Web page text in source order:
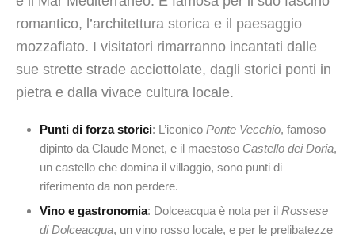
romantico, l’architettura storica e il paesaggio
mozzafiato. I visitatori rimarranno incantati dalle
sue strette strade acciottolate, dagli storici ponti in
pietra e dalla vivace cultura locale.
Punti di forza storici: L’iconico Ponte Vecchio, famoso
dipinto da Claude Monet, e il maestoso Castello dei Doria,
un castello che domina il villaggio, sono punti di
riferimento da non perdere.
Vino e gastronomia: Dolceacqua è nota per il Rossese
di Dolceacqua, un vino rosso locale, e per le prelibatezze